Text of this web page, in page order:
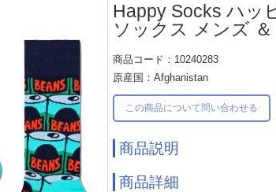
Happy Socks ハッ
ソックス メンズ
商品コード：10240283
原産国：Afghanistan
この商品について問い合わせる
商品説明
商品詳細